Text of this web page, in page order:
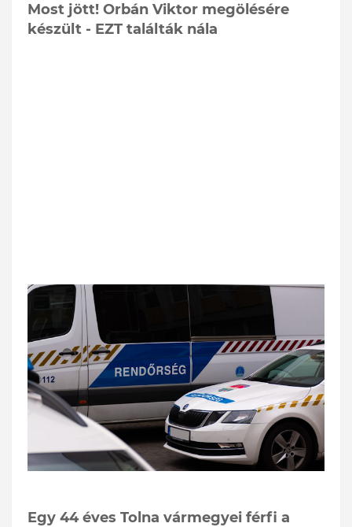
Most jött! Orbán Viktor megölésére
készült - EZT találták nála
Egy 44 éves Tolna vármegyei férfi a